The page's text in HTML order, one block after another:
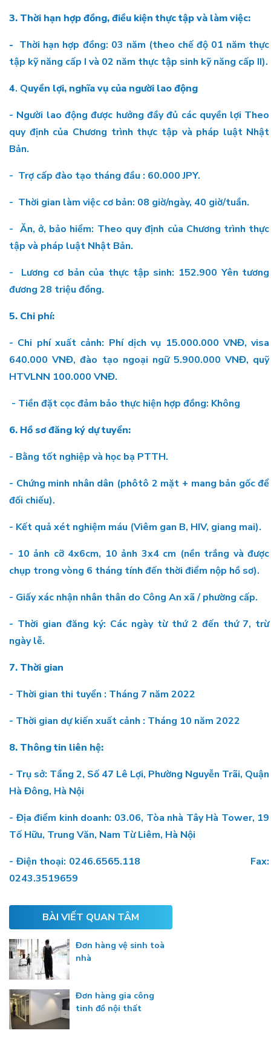
3. Thời hạn hợp đồng, điều kiện thực tập và làm việc:
- Thời hạn hợp đồng: 03 năm (theo chế độ 01 năm thực
tập kỹ năng cấp I và 02 năm thực tập sinh kỹ năng cấp II).
4. Quyền lợi, nghĩa vụ của người lao động
- Người lao động được hưởng đầy đủ các quyền lợi Theo
quy định của Chương trình thực tập và pháp luật Nhật
Bản.
- Trợ cấp đào tạo tháng đầu : 60.000 JPY.
- Thời gian làm việc cơ bản: 08 giờ/ngày, 40 giờ/tuần.
- Ăn, ở, bảo hiểm: Theo quy định của Chương trình thực
tập và pháp luật Nhật Bản.
- Lương cơ bản của thực tập sinh: 152.900 Yên tương
đương 28 triệu đồng.
5. Chi phí:
- Chi phí xuất cảnh: Phí dịch vụ 15.000.000 VNĐ, visa
640.000 VNĐ, đào tạo ngoại ngữ 5.900.000 VNĐ, quỹ
HTVLNN 100.000 VNĐ.
- Tiền đặt cọc đảm bảo thực hiện hợp đồng: Không
6. Hồ sơ đăng ký dự tuyển:
- Bằng tốt nghiệp và học bạ PTTH.
- Chứng minh nhân dân (phôtô 2 mặt + mang bản gốc để
đối chiếu).
- Kết quả xét nghiệm máu (Viêm gan B, HIV, giang mai).
- 10 ảnh cỡ 4x6cm, 10 ảnh 3x4 cm (nền trắng và được
chụp trong vòng 6 tháng tính đến thời điểm nộp hồ sơ).
- Giấy xác nhận nhân thân do Công An xã / phường cấp.
- Thời gian đăng ký: Các ngày từ thứ 2 đến thứ 7, trừ
ngày lễ.
7. Thời gian
- Thời gian thi tuyển : Tháng 7 năm 2022
- Thời gian dự kiến xuất cảnh : Tháng 10 năm 2022
8. Thông tin liên hệ:
- Trụ sở: Tầng 2, Số 47 Lê Lợi, Phường Nguyễn Trãi, Quận
Hà Đông, Hà Nội
- Địa điểm kinh doanh: 03.06, Tòa nhà Tây Hà Tower, 19
Tố Hữu, Trung Văn, Nam Từ Liêm, Hà Nội
- Điện thoại: 0246.6565.118 Fax:
0243.3519659
BÀI VIẾT QUAN TÂM
Đơn hàng vệ sinh toà
nhà
Đơn hàng gia công
tinh đồ nội thất